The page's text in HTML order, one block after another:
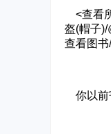
<查看
盔(帽子)/
查看图
你以前